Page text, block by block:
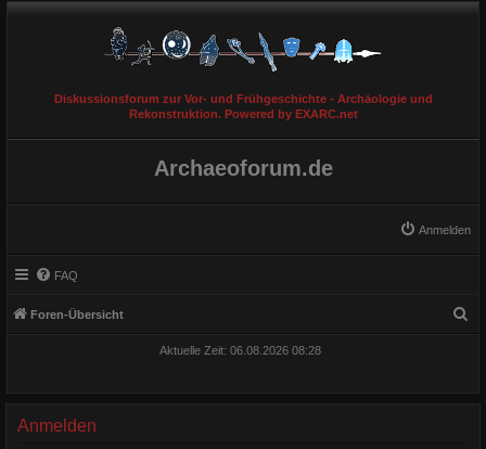
Diskussionsforum zur Vor- und Frühgeschichte - Archäologie und
Rekonstruktion. Powered by EXARC.net
Archaeoforum.de
Anmelden
FAQ
Foren-Übersicht
Aktuelle Zeit: 06.08.2026 08:28
Anmelden